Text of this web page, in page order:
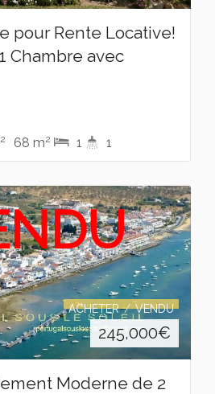
pour Rente Locative!
Chambre avec
2 68 m2 1 1
ACHETER VENDU
245,000€
Moderne de 2